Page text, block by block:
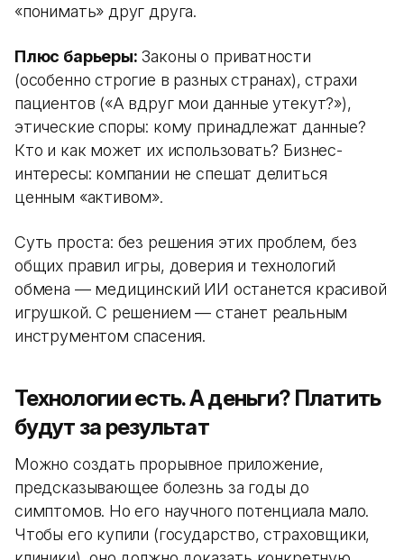
«понимать» друг друга.
Плюс барьеры: Законы о приватности
(особенно строгие в разных странах), страхи
пациентов («А вдруг мои данные утекут?»),
этические споры: кому принадлежат данные?
Кто и как может их использовать? Бизнес-
интересы: компании не спешат делиться
ценным «активом».
Суть проста: без решения этих проблем, без
общих правил игры, доверия и технологий
обмена — медицинский ИИ останется красивой
игрушкой. С решением — станет реальным
инструментом спасения.
Технологии есть. А деньги? Платить
будут за результат
Можно создать прорывное приложение,
предсказывающее болезнь за годы до
симптомов. Но его научного потенциала мало.
Чтобы его купили (государство, страховщики,